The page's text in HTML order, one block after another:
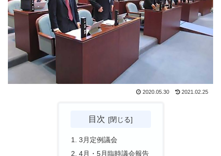
2020.05.30 2021.02.25
目次
3月定例議会
4月・5月臨時議会報告